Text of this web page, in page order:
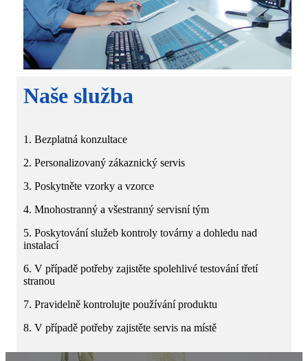
Naše služba
1. Bezplatná konzultace
2. Personalizovaný zákaznický servis
3. Poskytněte vzorky a vzorce
4. Mnohostranný a všestranný servisní tým
5. Poskytování služeb kontroly továrny a dohledu nad
instalací
6. V případě potřeby zajistěte spolehlivé testování třetí
stranou
7. Pravidelně kontrolujte používání produktu
8. V případě potřeby zajistěte servis na místě